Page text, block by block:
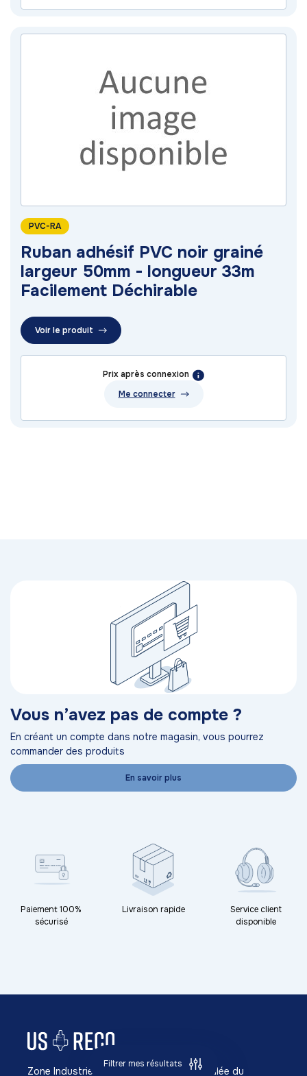
PVC-RA
Ruban adhésif PVC noir grainé
largeur 50mm - longueur 33m
Facilement Déchirable
Voir le produit
Prix après connexion
Me connecter
Vous n’avez pas de compte ?
En créant un compte dans notre magasin, vous pourrez
commander des produits
En savoir plus
Paiement 100%
sécurisé
Livraison rapide
Service client
disponible
Zone Industrielle Richardets NORD 42, Allée du
Filtrer mes résultats